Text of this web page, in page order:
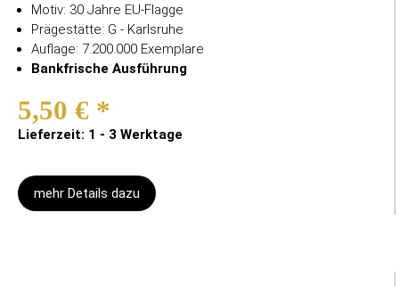
Motiv: 30 Jahre EU-Flagge
Prägestätte: G - Karlsruhe
Auflage: 7.200.000 Exemplare
Bankfrische Ausführung
5,50 € *
Lieferzeit: 1 - 3 Werktage
mehr Details dazu